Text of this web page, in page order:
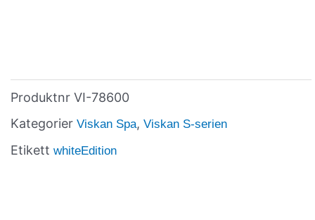
Produktnr VI-78600
Kategorier Viskan Spa, Viskan S-serien
Etikett whiteEdition